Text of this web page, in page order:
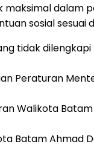
maksimal
sosial
tidak
Peraturan
Walikota
Batam Ahmad